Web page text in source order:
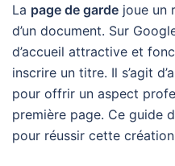
La page de garde joue un
d’un document. Sur
d’accueil attractive et
inscrire un titre. Il s’agit
pour offrir un aspect
première page. Ce guide
pour réussir cette